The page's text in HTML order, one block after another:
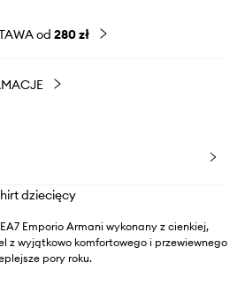
od 280 zł
dziecięcy
Emporio Armani wykonany z cienkiej,
z wyjątkowo komfortowego i przewiewnego
pory roku.